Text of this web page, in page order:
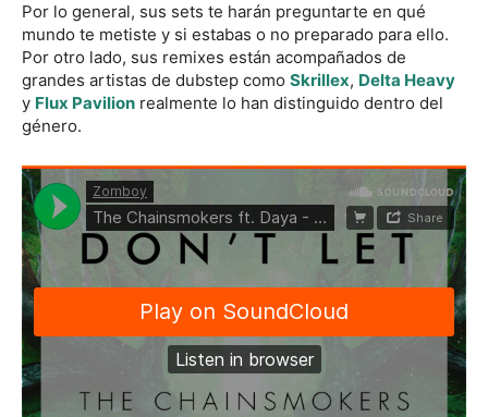
Por lo general, sus sets te harán preguntarte en qué
mundo te metiste y si estabas o no preparado para ello.
Por otro lado, sus remixes están acompañados de
grandes artistas de dubstep como Skrillex, Delta Heavy
y Flux Pavilion realmente lo han distinguido dentro del
género.